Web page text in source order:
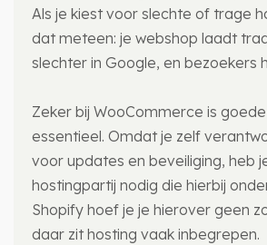
Als je kiest voor slechte of trage
dat meteen: je webshop laadt
slechter in Google, en bezoekers
Zeker bij WooCommerce is
essentieel. Omdat je zelf
voor updates en beveiliging, heb
hostingpartij nodig die hierbij
Shopify hoef je je hierover geen
daar zit hosting vaak inbegrepen.